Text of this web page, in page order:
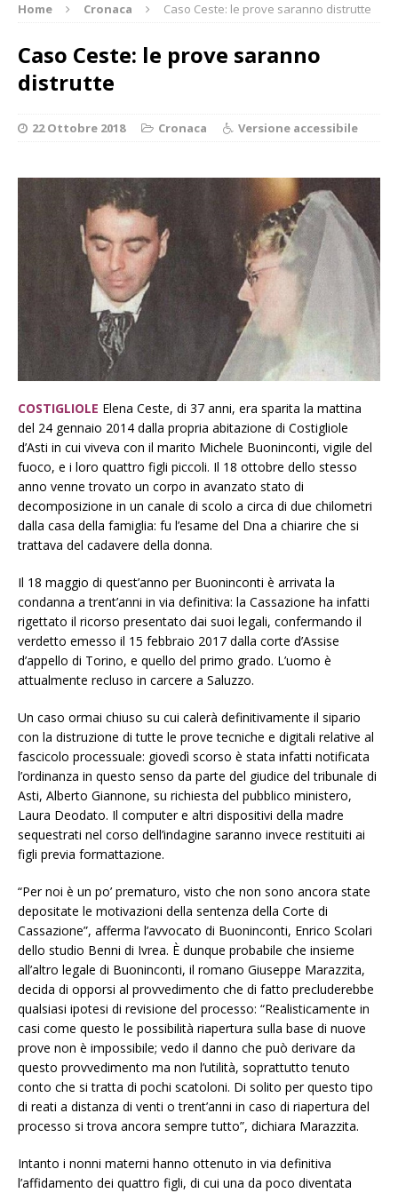
Home Cronaca Caso Ceste: le prove saranno distrutte
Caso Ceste: le prove saranno
distrutte
22 Ottobre 2018 Cronaca Versione accessibile
COSTIGLIOLE Elena Ceste, di 37 anni, era sparita la mattina
del 24 gennaio 2014 dalla propria abitazione di Costigliole
d’Asti in cui viveva con il marito Michele Buoninconti, vigile del
fuoco, e i loro quattro figli piccoli. Il 18 ottobre dello stesso
anno venne trovato un corpo in avanzato stato di
decomposizione in un canale di scolo a circa di due chilometri
dalla casa della famiglia: fu l’esame del Dna a chiarire che si
trattava del cadavere della donna.
Il 18 maggio di quest’anno per Buoninconti è arrivata la
condanna a trent’anni in via definitiva: la Cassazione ha infatti
rigettato il ricorso presentato dai suoi legali, confermando il
verdetto emesso il 15 febbraio 2017 dalla corte d’Assise
d’appello di Torino, e quello del primo grado. L’uomo è
attualmente recluso in carcere a Saluzzo.
Un caso ormai chiuso su cui calerà definitivamente il sipario
con la distruzione di tutte le prove tecniche e digitali relative al
fascicolo processuale: giovedì scorso è stata infatti notificata
l’ordinanza in questo senso da parte del giudice del tribunale di
Asti, Alberto Giannone, su richiesta del pubblico ministero,
Laura Deodato. Il computer e altri dispositivi della madre
sequestrati nel corso dell’indagine saranno invece restituiti ai
figli previa formattazione.
“Per noi è un po’ prematuro, visto che non sono ancora state
depositate le motivazioni della sentenza della Corte di
Cassazione”, afferma l’avvocato di Buoninconti, Enrico Scolari
dello studio Benni di Ivrea. È dunque probabile che insieme
all’altro legale di Buoninconti, il romano Giuseppe Marazzita,
decida di opporsi al provvedimento che di fatto precluderebbe
qualsiasi ipotesi di revisione del processo: “Realisticamente in
casi come questo le possibilità riapertura sulla base di nuove
prove non è impossibile; vedo il danno che può derivare da
questo provvedimento ma non l’utilità, soprattutto tenuto
conto che si tratta di pochi scatoloni. Di solito per questo tipo
di reati a distanza di venti o trent’anni in caso di riapertura del
processo si trova ancora sempre tutto”, dichiara Marazzita.
Intanto i nonni materni hanno ottenuto in via definitiva
l’affidamento dei quattro figli, di cui una da poco diventata